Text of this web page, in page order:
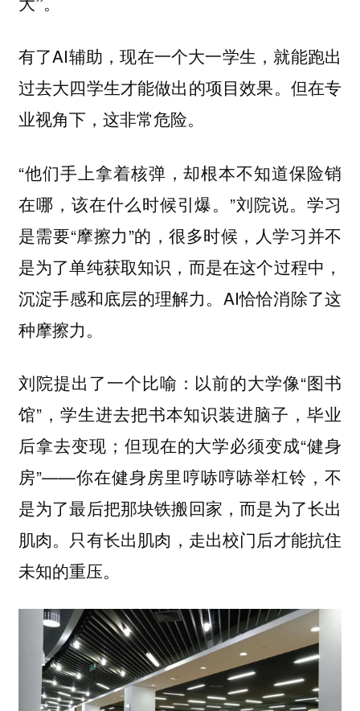
有了AI辅助，现在一个大一学生，就能跑出
过去大四学生才能做出的项目效果。但在专
业视角下，这非常危险。
“他们手上拿着核弹，却根本不知道保险销
在哪，该在什么时候引爆。”刘院说。学习
是需要“摩擦力”的，很多时候，人学习并不
是为了单纯获取知识，而是在这个过程中，
沉淀手感和底层的理解力。AI恰恰消除了这
种摩擦力。
刘院提出了一个比喻：以前的大学像“图书
馆”，学生进去把书本知识装进脑子，毕业
后拿去变现；但现在的大学必须变成“健身
房”——你在健身房里哼哧哼哧举杠铃，不
是为了最后把那块铁搬回家，而是为了长出
肌肉。只有长出肌肉，走出校门后才能抗住
未知的重压。